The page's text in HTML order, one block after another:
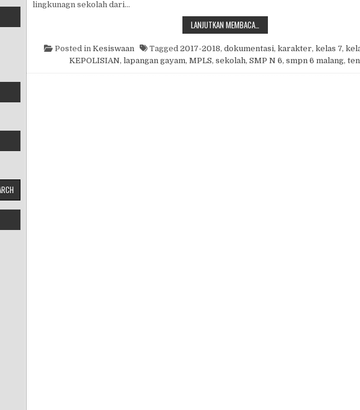
lingkunagn sekolah dari…
LANJUTKAN MEMBACA… MASA PENGENALAN
Posted in Kesiswaan Tagged 2017-2018, dokumentasi, karakter, kelas 7,
KEPOLISIAN, lapangan gayam, MPLS, sekolah, SMP N 6, smpn 6 malang,